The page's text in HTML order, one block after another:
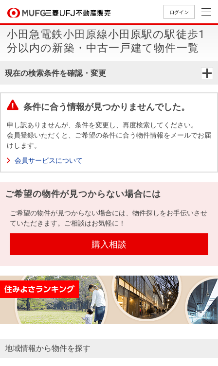
ログイン
買いたいTOP
中古
マン
ンを
探す
築・
一戸
建て
す
用
物
件
を
す
件を
探す
売りたいTOP
無
料
定
却
談
売却
金額
試算
売却向け
周辺相場
住まい1プ
店舗案内TOP
店舗のご
案内（首
案内（名
案内（関
会社情報TOP
ごあいさ
つ
要
Way
経営ビジ
ョン
組織図
役員一
沿革
本社地
図
（電子ブ
ック版）
採用情報TOP
新卒採用
情報
採用情報
買いたい
売りたい
店舗案内
会社情報
採用情報
提携企業にお勤めの方
閉じる
小田急電鉄小田原線小田原駅の駅徒歩1
分以内の新築・中古一戸建て物件一覧
現在の検索条件を確認・変更
条件に合う情報が見つかりませんでした。
申し訳ありませんが、条件を変更し、再度検索してください。
会員登録いただくと、ご希望の条件に合う物件情報をメールでお届
けします。
会員サービスについて
ご希望の物件が見つからない場合には
ご希望の物件が見つからない場合には、物件探しをお手伝いさせ
ていただきます。ご相談はお気軽に！
購入相談
地域情報から物件を探す